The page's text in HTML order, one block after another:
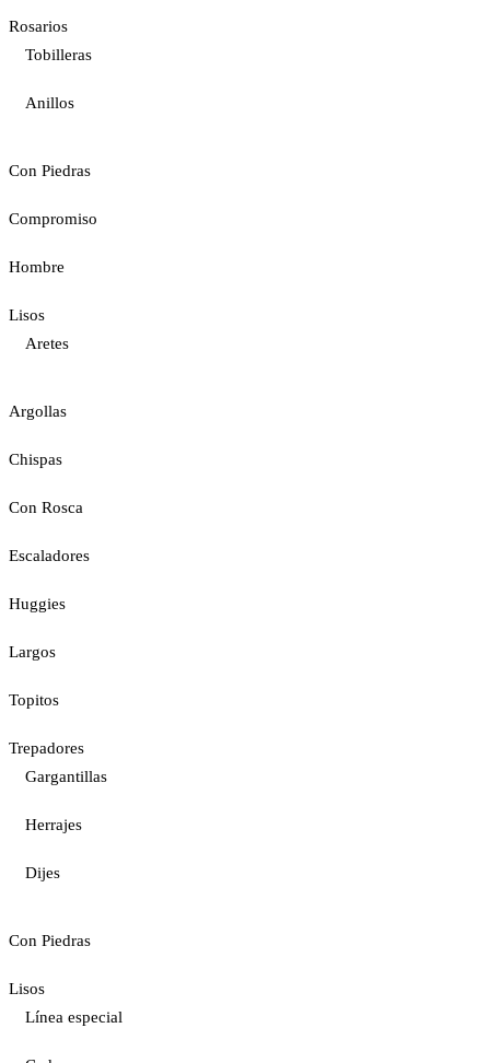
Rosarios
Tobilleras
Anillos
Con Piedras
Compromiso
Hombre
Lisos
Aretes
Argollas
Chispas
Con Rosca
Escaladores
Huggies
Largos
Topitos
Trepadores
Gargantillas
Herrajes
Dijes
Con Piedras
Lisos
Línea especial